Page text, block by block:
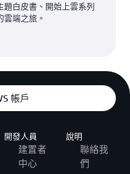
題白皮書、開始上雲系列
端之旅。
帳戶
開發人員
建置者
中心
說明
聯絡我
們